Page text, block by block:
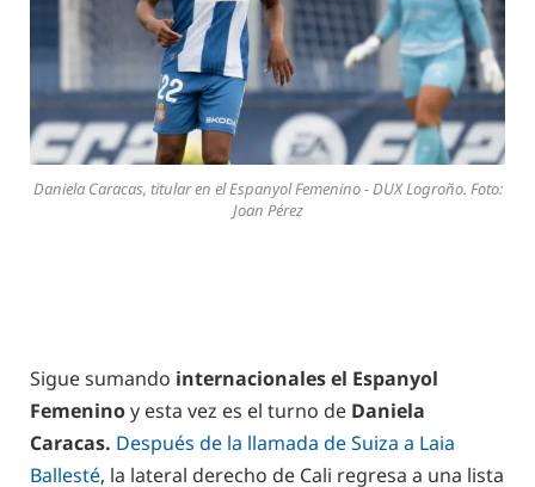
Daniela Caracas, titular en el Espanyol Femenino - DUX Logroño. Foto:
Joan Pérez
Sigue sumando internacionales el Espanyol
Femeninoy esta vez es el turno de Daniela
Caracas. Después de la llamada de Suiza a Laia
Ballesté, la lateral derecho de Cali regresa a una lista